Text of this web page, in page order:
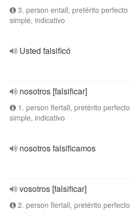
3. person entall, pretérito perfecto
simple, indicativo
Usted falsificó
nosotros [falsificar]
1. person flertall, pretérito perfecto
simple, indicativo
nosotros falsificamos
vosotros [falsificar]
2. person flertall, pretérito perfecto